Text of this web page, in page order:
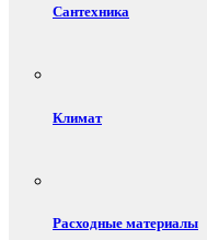
Сантехника
Климат
Расходные материалы